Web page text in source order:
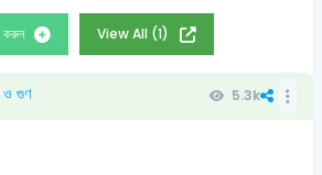
করুন View All (1)
ও গুণ 5.3k